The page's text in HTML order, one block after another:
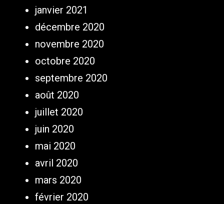
janvier 2021
décembre 2020
novembre 2020
octobre 2020
septembre 2020
août 2020
juillet 2020
juin 2020
mai 2020
avril 2020
mars 2020
février 2020